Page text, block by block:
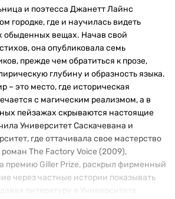
и поэтесса Джанетт Лайнс
городке, где и научилась видеть
обыденных вещах. Начав свой
она опубликовала семь
прежде чем обратиться к прозе,
глубину и образность языка.
– это место, где историческая
с магическим реализмом, а в
пейзажах скрываются настоящие
Университет Саскачевана и
где оттачивала свое мастерство
The Factory Voice (2009),
премию Giller Prize, раскрыл фирменный
через частные истории показывать
литературу в Университете